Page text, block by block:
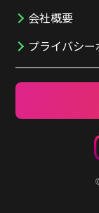
会社概要
プライバシー